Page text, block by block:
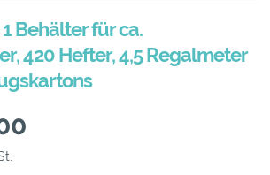
Behälter für ca.
420 Hefter, 4,5 Regalmeter